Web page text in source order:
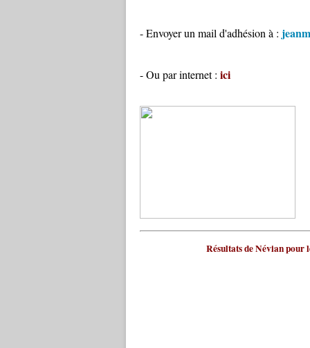
- Envoyer un mail d'adhésion à :
- Ou par internet : ici
Résultats de Névian pour